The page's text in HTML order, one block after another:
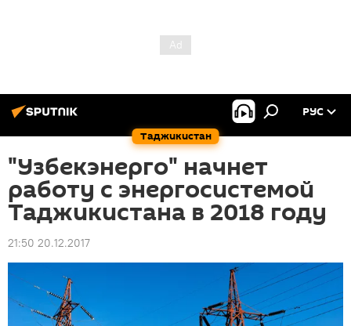
Таджикистан
РУС
"Узбекэнерго" начнет
работу с энергосистемой
Таджикистана в 2018 году
21:50 20.12.2017